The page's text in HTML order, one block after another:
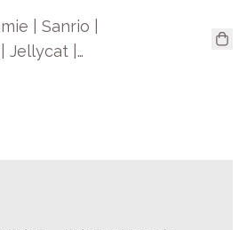
| Sanrio |
Jellycat |